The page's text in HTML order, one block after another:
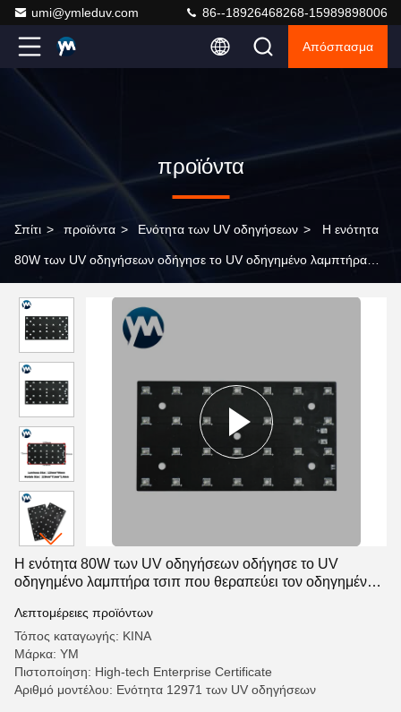
umi@ymleduv.com 86--18926468268-15989898006
Απόσπασμα
προϊόντα
Σπίτι > προϊόντα > Ενότητα των UV οδηγήσεων > Η ενότητα
80W των UV οδηγήσεων οδήγησε το UV οδηγημένο λαμπτήρα
εκτυπωτή
Η ενότητα 80W των UV οδηγήσεων οδήγησε το UV
οδηγημένο λαμπτήρα τσιπ που θεραπεύει τον οδηγημένο
Λεπτομέρειες προϊόντων
Τόπος καταγωγής: ΚΙΝΑ
Μάρκα: YM
Πιστοποίηση: High-tech Enterprise Certificate
Αριθμό μοντέλου: Ενότητα 12971 των UV οδηγήσεων